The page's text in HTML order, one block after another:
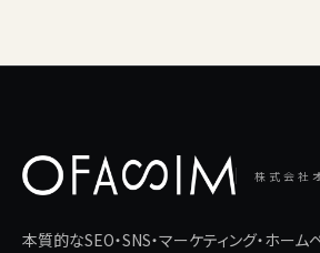
株式会社
本質的なSEO・SNS・マーケティング・ホー